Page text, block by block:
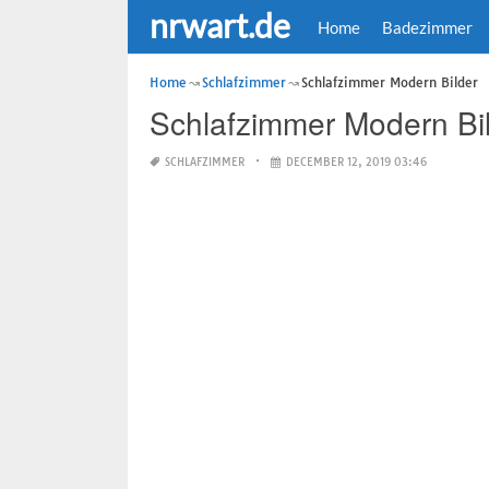
nrwart.de Home Badezimmer
Home Schlafzimmer Schlafzimmer Modern Bilder
Schlafzimmer Modern
SCHLAFZIMMER DECEMBER 12, 2019 03:46